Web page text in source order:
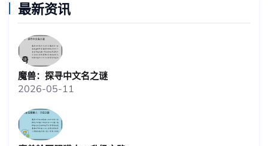
最新资讯
魔兽：探寻中文名之谜
2026-05-11